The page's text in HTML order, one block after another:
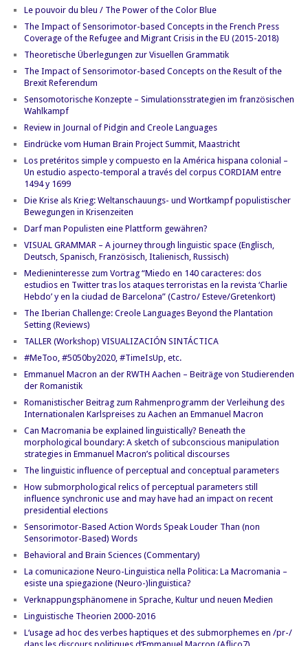
Le pouvoir du bleu / The Power of the Color Blue
The Impact of Sensorimotor-based Concepts in the French Press
Coverage of the Refugee and Migrant Crisis in the EU (2015-2018)
Theoretische Überlegungen zur Visuellen Grammatik
The Impact of Sensorimotor-based Concepts on the Result of the
Brexit Referendum
Sensomotorische Konzepte – Simulationsstrategien im französischen
Wahlkampf
Review in Journal of Pidgin and Creole Languages
Eindrücke vom Human Brain Project Summit, Maastricht
Los pretéritos simple y compuesto en la América hispana colonial –
Un estudio aspecto-temporal a través del corpus CORDIAM entre
1494 y 1699
Die Krise als Krieg: Weltanschauungs- und Wortkampf populistischer
Bewegungen in Krisenzeiten
Darf man Populisten eine Plattform gewähren?
VISUAL GRAMMAR – A journey through linguistic space (Englisch,
Deutsch, Spanisch, Französisch, Italienisch, Russisch)
Medieninteresse zum Vortrag “Miedo en 140 caracteres: dos
estudios en Twitter tras los ataques terroristas en la revista ‘Charlie
Hebdo’ y en la ciudad de Barcelona” (Castro/ Esteve/Gretenkort)
The Iberian Challenge: Creole Languages Beyond the Plantation
Setting (Reviews)
TALLER (Workshop) VISUALIZACIÓN SINTÁCTICA
#MeToo, #5050by2020, #TimeIsUp, etc.
Emmanuel Macron an der RWTH Aachen – Beiträge von Studierenden
der Romanistik
Romanistischer Beitrag zum Rahmenprogramm der Verleihung des
Internationalen Karlspreises zu Aachen an Emmanuel Macron
Can Macromania be explained linguistically? Beneath the
morphological boundary: A sketch of subconscious manipulation
strategies in Emmanuel Macron’s political discourses
The linguistic influence of perceptual and conceptual parameters
How submorphological relics of perceptual parameters still
influence synchronic use and may have had an impact on recent
presidential elections
Sensorimotor-Based Action Words Speak Louder Than (non
Sensorimotor-Based) Words
Behavioral and Brain Sciences (Commentary)
La comunicazione Neuro-Linguistica nella Politica: La Macromania –
esiste una spiegazione (Neuro-)linguistica?
Verknappungsphänomene in Sprache, Kultur und neuen Medien
Linguistische Theorien 2000-2016
L‘usage ad hoc des verbes haptiques et des submorphemes en /pr-/